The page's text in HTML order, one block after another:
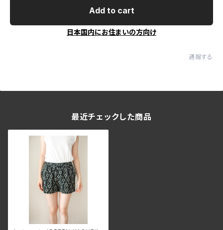
Add to cart
日本国内にお住まいの方向け
通報する
最近チェックした商品